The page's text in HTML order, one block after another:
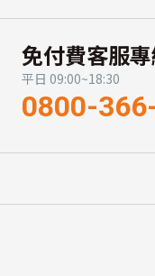
免付費客服
平日 09:00~18:30
0800-